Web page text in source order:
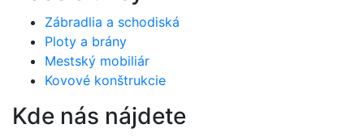
Zábradlia a schodiská
Ploty a brány
Mestský mobiliár
Kovové konštrukcie
Kde nás nájdete